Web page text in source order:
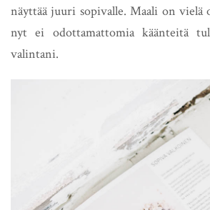
näyttää juuri sopivalle. Maali on vielä
nyt ei odottamattomia käänteitä
valintani.